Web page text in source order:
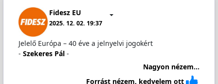
Fidesz EU
2025. 12. 02. 19:37
Jelelő Európa – 40 éve a jelnyelvi jogokért
- Szekeres Pál -
Nagyon nézem...
Forrást nézem, kedvelem ott